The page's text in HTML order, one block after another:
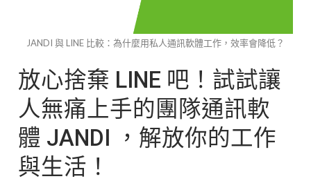
JANDI 與 LINE 比較：為什麼用私人通訊軟體工作，效率會降低？
放心捨棄 LINE 吧！試試讓
人無痛上手的團隊通訊軟
體 JANDI ，解放你的工作
與生活！